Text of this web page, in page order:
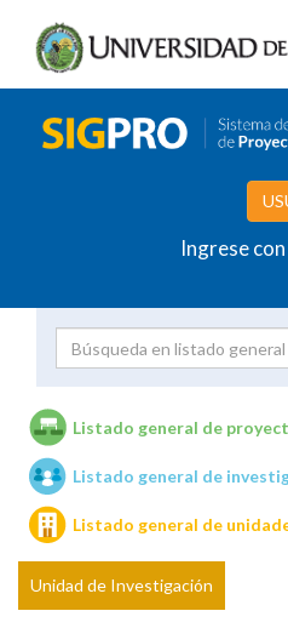
Ingrese
Unidades de
Listado general de
Listado general de
Listado general de
Unidad de Investigación